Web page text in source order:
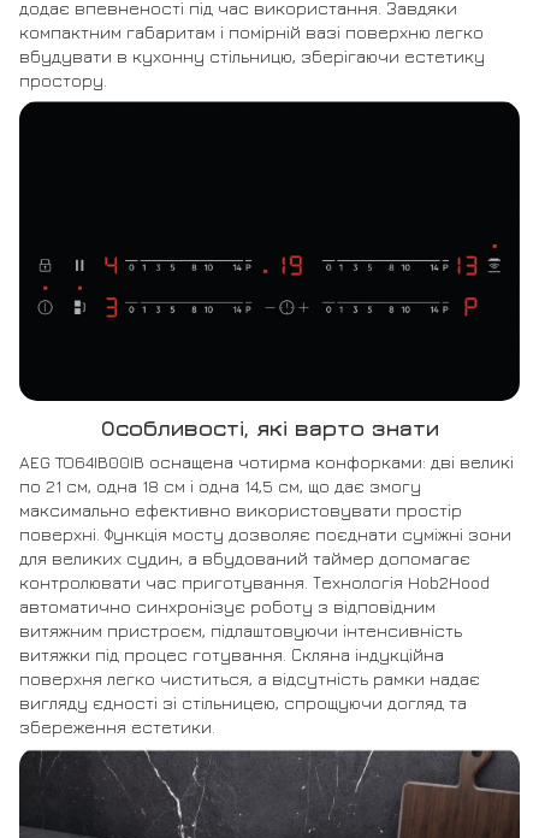
додає впевненості під час використання. Завдяки
компактним габаритам і помірній вазі поверхню легко
вбудувати в кухонну стільницю, зберігаючи естетику
простору.
Особливості, які варто знати
AEG TO64IB00IB оснащена чотирма конфорками: дві великі
по 21 см, одна 18 см і одна 14,5 см, що дає змогу
максимально ефективно використовувати простір
поверхні. Функція мосту дозволяє поєднати суміжні зони
для великих судин, а вбудований таймер допомагає
контролювати час приготування. Технологія Hob2Hood
автоматично синхронізує роботу з відповідним
витяжним пристроєм, підлаштовуючи інтенсивність
витяжки під процес готування. Скляна індукційна
поверхня легко чиститься, а відсутність рамки надає
вигляду єдності зі стільницею, спрощуючи догляд та
збереження естетики.